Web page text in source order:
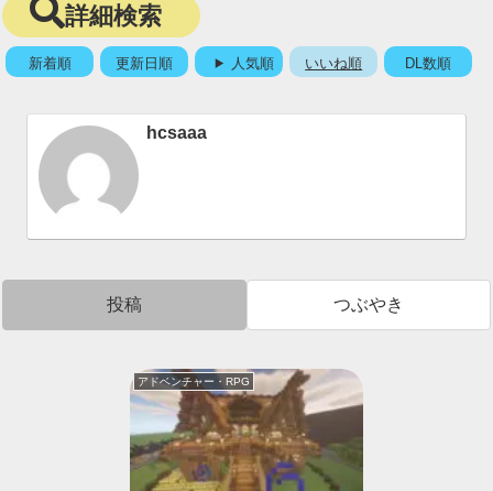
詳細検索
新着順 更新日順 人気順 いいね順 DL数順
hcsaaa
投稿 つぶやき
アドベンチャー・RPG